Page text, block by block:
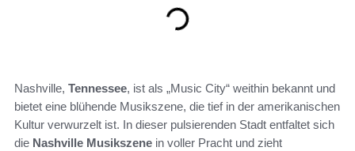
Nashville, Tennessee, ist als „Music City“ weithin bekannt und
bietet eine blühende Musikszene, die tief in der amerikanischen
Kultur verwurzelt ist. In dieser pulsierenden Stadt entfaltet sich
die Nashville Musikszene in voller Pracht und zieht